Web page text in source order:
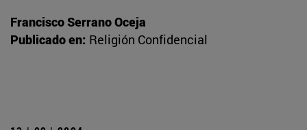
Francisco Serrano Oceja
Publicado en: Religión Confidencial